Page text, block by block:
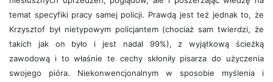
temat specyfiki pracy samej policji. Prawdą jest też jednak to, że
Krzysztof był nietypowym policjantem (chociaż sam twierdzi, że
takich jak on było i jest nadal 99%), z wyjątkową ścieżką
zawodową i to właśnie te cechy skłoniły pisarza do użyczenia
swojego pióra. Niekonwencjonalnym w sposobie myślenia i